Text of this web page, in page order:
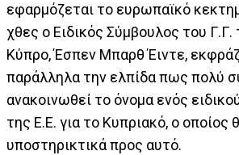
εφαρμόζεται το ευρωπαϊκό
χθες ο Ειδικός Σύμβουλος του Γ.Γ.
Κύπρο, Έσπεν Μπαρθ Έιντε,
παράλληλα την ελπίδα πως πολύ
ανακοινωθεί το όνομα ενός
της Ε.Ε. για το Κυπριακό, ο οποίος
υποστηρικτικά προς αυτό.